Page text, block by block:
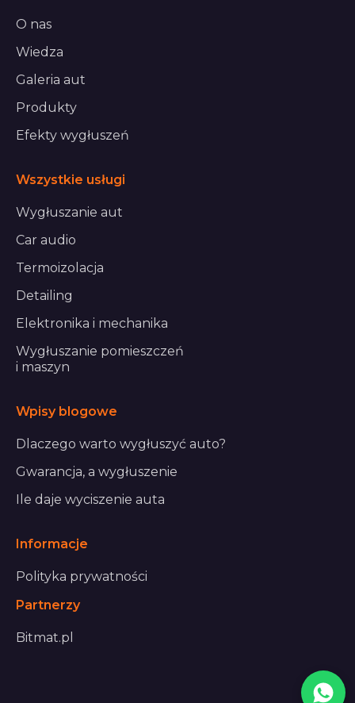
O nas
Wiedza
Galeria aut
Produkty
Efekty wygłuszeń
Wszystkie usługi
Wygłuszanie aut
Car audio
Termoizolacja
Detailing
Elektronika i mechanika
Wygłuszanie pomieszczeń
i maszyn
Wpisy blogowe
Dlaczego warto wygłuszyć auto?
Gwarancja, a wygłuszenie
Ile daje wyciszenie auta
Informacje
Polityka prywatności
Partnerzy
Bitmat.pl